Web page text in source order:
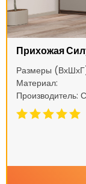
Прихожая
Размеры
Материал:
Производитель: